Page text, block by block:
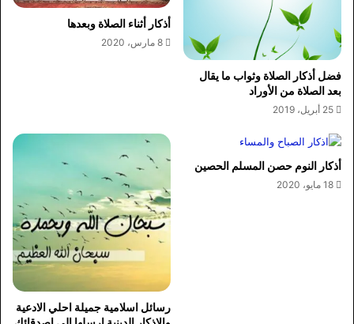
فضل أذكار الصلاة وثواب ما يقال
بعد الصلاة من الأوراد
25 أبريل، 2019
أذكار أثناء الصلاة وبعدها
8 مارس، 2020
أذكار النوم حصن المسلم الحصين
18 مايو، 2020
رسائل اسلامية جميلة احلي الادعية